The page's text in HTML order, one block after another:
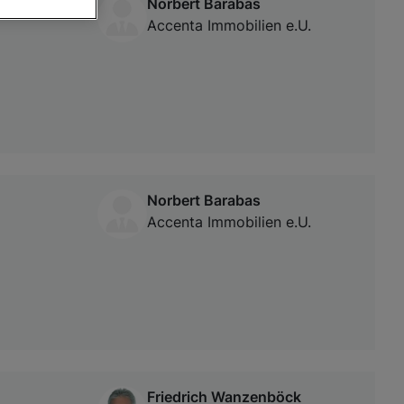
Accenta Immobilien e.U.
Norbert Barabas
Accenta Immobilien e.U.
Friedrich Wanzenböck
oder Zugriff